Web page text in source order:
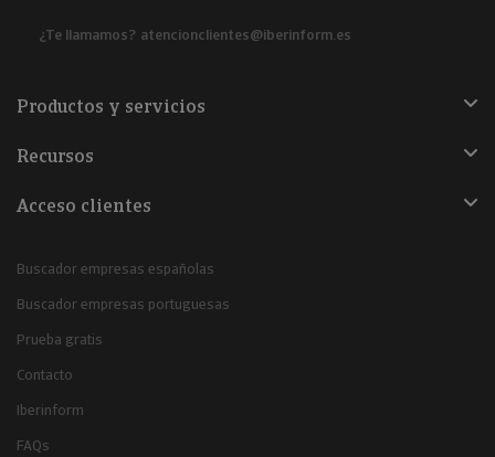
¿Te llamamos? atencionclientes@iberinform.es
Productos y servicios
Recursos
Acceso clientes
Buscador empresas españolas
Buscador empresas portuguesas
Prueba gratis
Contacto
Iberinform
FAQs